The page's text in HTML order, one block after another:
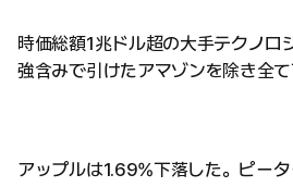
時価総額1兆ドル超の大手テクノロ
強含みで引けたアマゾンを除き全て
アップルは1.69%下落した。ピータ